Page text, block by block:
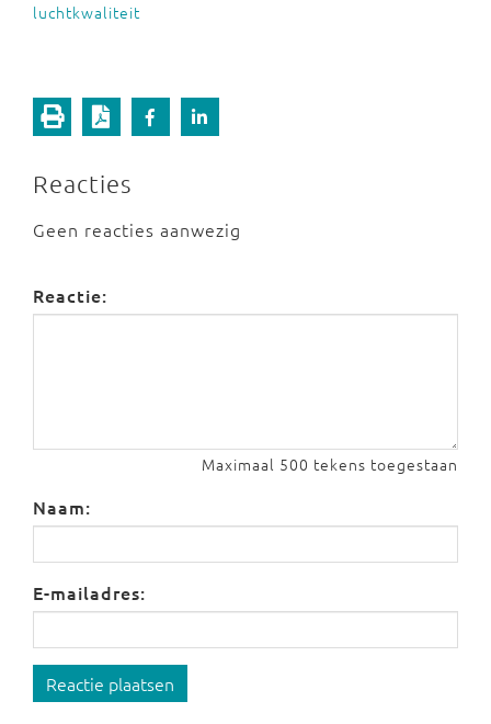
luchtkwaliteit
Reacties
Geen reacties aanwezig
Reactie:
Maximaal 500 tekens toegestaan
Naam:
E-mailadres:
Reactie plaatsen